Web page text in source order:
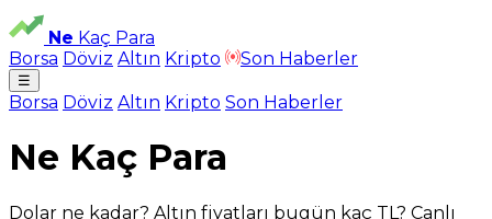
Ne Kaç Para
Borsa Döviz Altın Kripto Son Haberler
☰
Borsa Döviz Altın Kripto Son Haberler
Ne Kaç Para
Dolar ne kadar? Altın fiyatları bugün kaç TL? Canlı